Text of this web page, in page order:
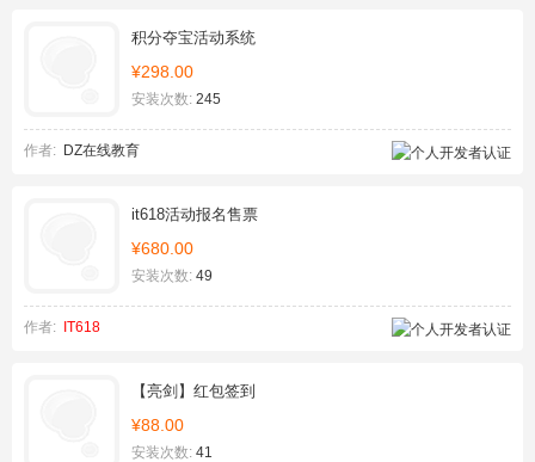
积分夺宝活动系统
¥298.00
安装次数: 245
作者: DZ在线教育
it618活动报名售票
¥680.00
安装次数: 49
作者: IT618
【亮剑】红包签到
¥88.00
安装次数: 41